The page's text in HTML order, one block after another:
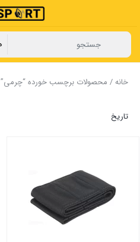
خانه/ محصولات برچسب خورده “چرمی”
تاریخ